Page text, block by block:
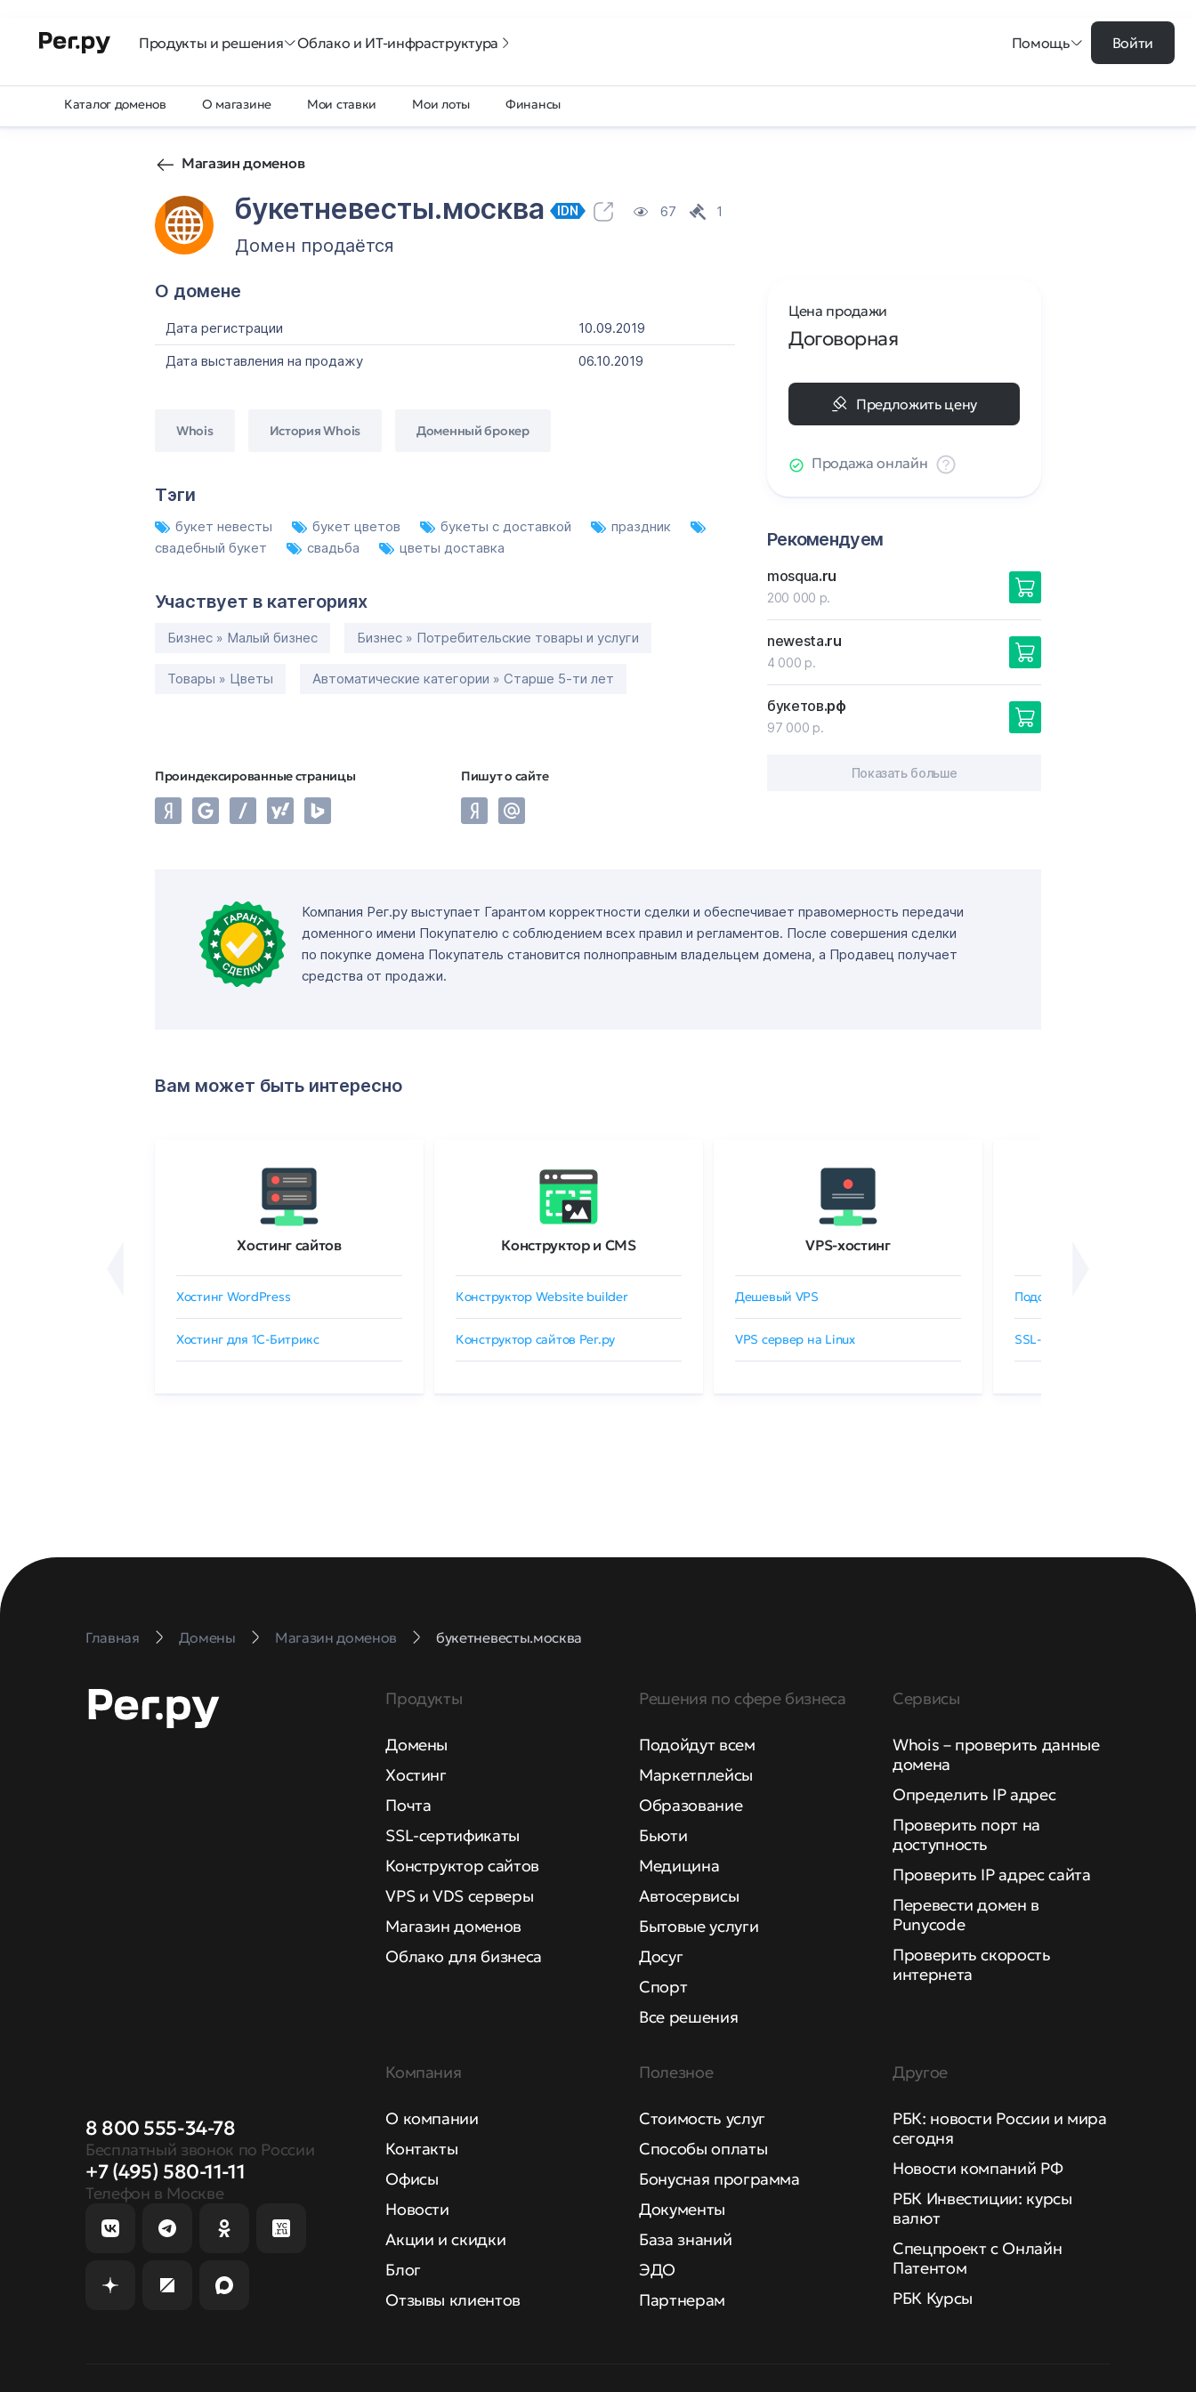
Продукты и решения Облако и ИТ-инфраструктура Помощь Войти
Каталог доменов О магазине Мои ставки Мои лоты Финансы
Магазин доменов
букетневесты.москва IDN 67 1
Домен продаётся
О домене
Дата регистрации
10.09.2019
Дата выставления на продажу
06.10.2019
Whois История Whois Доменный брокер
Тэги
букет невесты букет цветов букеты с доставкой
праздник
свадебный букет
свадьба цветы доставка
Участвует в категориях
Бизнес » Малый бизнес Бизнес » Потребительские товары и услуги
Товары » Цветы Автоматические категории » Старше 5-ти лет
Проиндексированные страницы Пишут о сайте
Цена продажи
Договорная
Предложить цену
Продажа онлайн
Рекомендуем
mosqua.ru
200 000 р.
newesta.ru
4 000 р.
букетов.рф
97 000 р.
Показать больше
Компания Рег.ру выступает Гарантом корректности сделки и обеспечивает правомерность передачи
доменного имени Покупателю с соблюдением всех правил и регламентов. После совершения сделки
по покупке домена Покупатель становится полноправным владельцем домена, а Продавец получает
средства от продажи.
Вам может быть интересно
Хостинг сайтов
Хостинг WordPress
Хостинг для 1C-Битрикс
Конструктор и CMS
Конструктор Website builder
Конструктор сайтов Рег.ру
VPS-хостинг
Дешевый VPS
VPS сервер на Linux
Подобрать SSL-сертификат
SSL-сертификаты GlobalSign
Главная Домены Магазин доменов букетневесты.москва
8 800 555-34-78
Бесплатный звонок по России
+7 (495) 580-11-11
Телефон в Москве
Продукты
Домены
Хостинг
Почта
SSL-сертификаты
Конструктор сайтов
VPS и VDS серверы
Магазин доменов
Облако для бизнеса
Решения по сфере бизнеса
Подойдут всем
Маркетплейсы
Образование
Бьюти
Медицина
Автосервисы
Бытовые услуги
Досуг
Спорт
Все решения
Сервисы
Whois – проверить данные
домена
Определить IP адрес
Проверить порт на
доступность
Проверить IP адрес сайта
Перевести домен в
Punycode
Проверить скорость
интернета
Компания
О компании
Контакты
Офисы
Новости
Акции и скидки
Блог
Отзывы клиентов
Полезное
Стоимость услуг
Способы оплаты
Бонусная программа
Документы
База знаний
ЭДО
Партнерам
Другое
РБК: новости России и мира
сегодня
Новости компаний РФ
РБК Инвестиции: курсы
валют
Спецпроект с Онлайн
Патентом
РБК Курсы